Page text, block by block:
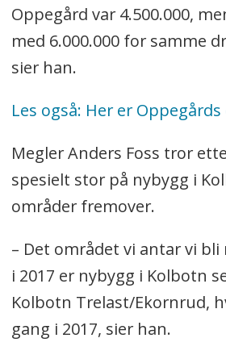
Oppegård var 4.500.000,
med 6.000.000 for samme
sier han.
Les også: Her er
Megler Anders Foss tror
spesielt stor på nybygg i
områder fremover.
– Det området vi antar vi
i 2017 er nybygg i Kolbotn
Kolbotn Trelast/Ekornrud,
gang i 2017, sier han.